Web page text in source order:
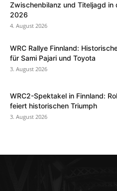
Zwischenbilanz und Titeljagd in
2026
4. August 2026
WRC Rallye Finnland:
für Sami Pajari und Toyota
3. August 2026
WRC2-Spektakel in Finnland:
feiert historischen Triumph
3. August 2026